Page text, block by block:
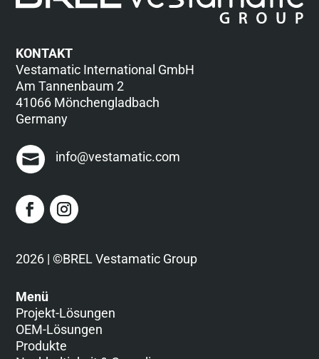
KONTAKT
Vestamatic International GmbH
Am Tannenbaum 2
41066 Mönchengladbach
Germany
info@vestamatic.com
2026 | ©BREL Vestamatic Group
Menü
Projekt-Lösungen
OEM-Lösungen
Produkte